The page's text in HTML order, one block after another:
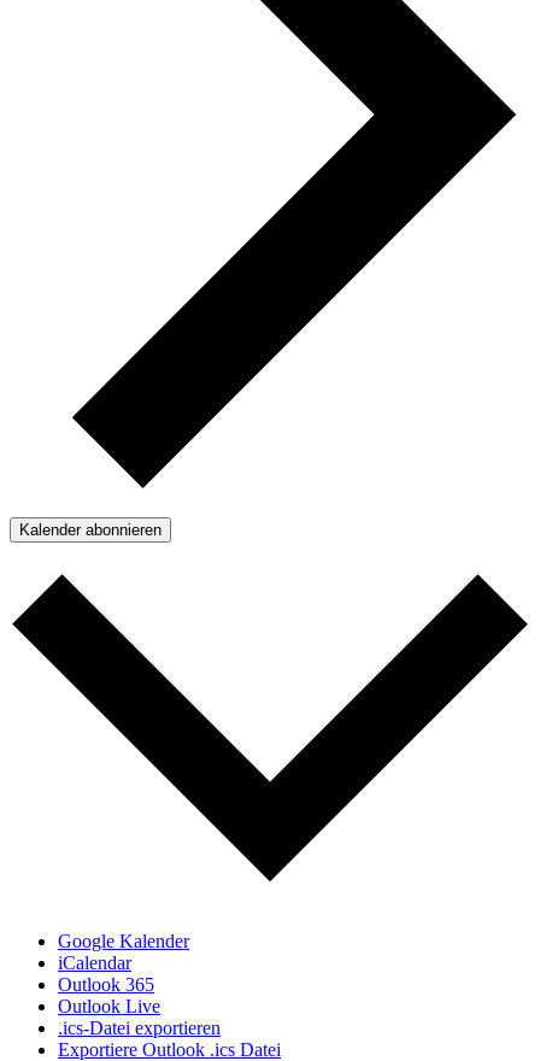
Kalender abonnieren
Google Kalender
iCalendar
Outlook 365
Outlook Live
.ics-Datei exportieren
Exportiere Outlook .ics Datei